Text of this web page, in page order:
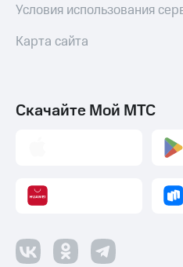
Условия использования
Карта сайта
Скачайте Мой МТС